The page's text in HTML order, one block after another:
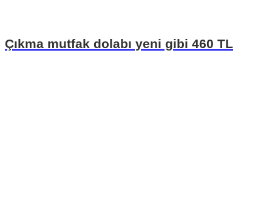
Çıkma mutfak dolabı yeni gibi 460 TL